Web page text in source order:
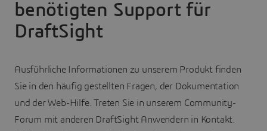
benötigten Support für
DraftSight
Ausführliche Informationen zu unserem Produkt finden
Sie in den häufig gestellten Fragen, der Dokumentation
und der Web-Hilfe. Treten Sie in unserem Community-
Forum mit anderen DraftSight Anwendern in Kontakt.